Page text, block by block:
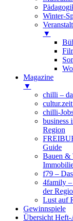
Winter-
▼
Magazine
▼
chilli –
chilli-
business
Region
Guide
Bauen &
f79 –
4family
der
Lust auf
Gewinnspiele
Übersicht